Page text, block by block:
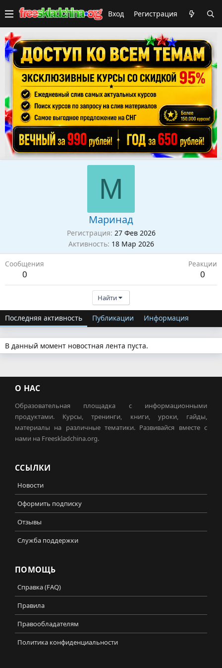
Вход Регистрация
М
Маринад
Регистрация 27 Фев 2026
Активность 18 Мар 2026
Сообщения
0
Реакции
0
Найти
Последняя активность Публикации Информация
В данный момент новостная лента пуста.
О НАС
Образовательная площадка с информационными
продуктами. Курсы, тренинги, книги, уроки, гайды,
материалы на различные тематики. Развивайся вместе с
нами на Freeskladchina.org.
ССЫЛКИ
Новости
Оформить подписку
Отзывы
Служба поддержки
ПОМОЩЬ
Справка (FAQ)
Правила
Правообладателям
Политика конфиденциальности